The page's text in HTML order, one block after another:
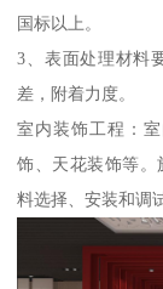
国标以上。
3、表面处理材料
差，附着力度。
室内装饰工程：
饰、天花装饰等
料选择、安装和调